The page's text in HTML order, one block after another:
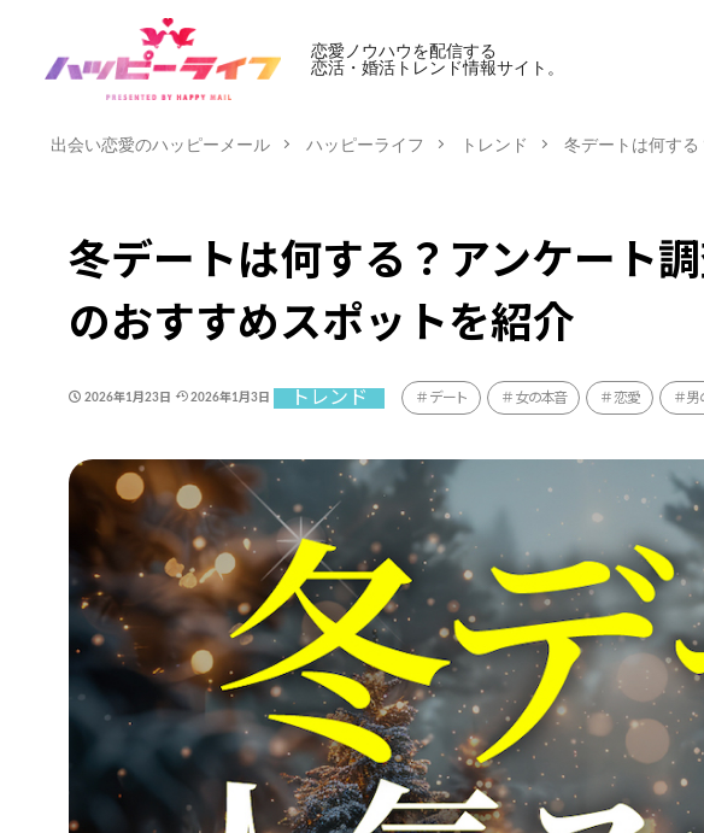
恋愛ノウハウを配信する
恋活・婚活トレンド情報サイト。
出会い恋愛のハッピーメール ハッピーライフ トレンド 冬デートは何す
冬デートは何する？アンケート
のおすすめスポットを紹介
2026年1月23日 2026年1月3日 トレンド デート 女の本音 恋愛 男